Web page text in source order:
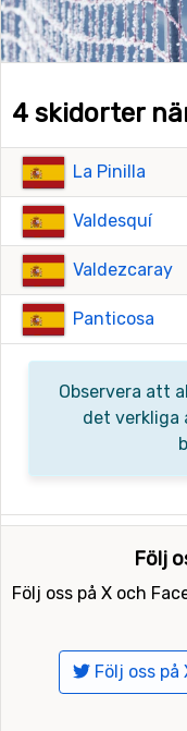
4 skidorter
La Pinilla
Valdesquí
Valdezcaray
Panticosa
Observera att
det verkliga
Följ
Följ oss på X och
Följ oss på